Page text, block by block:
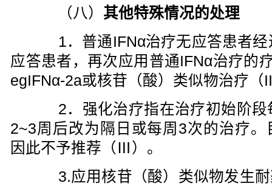
（八） 其他特殊情况的处理
1．普通IFNα治疗无应答患者经
应答患者，再次应用普通IFNα治疗的
egIFNα-2a或核苷（酸）类似物治疗（
2．强化治疗指在治疗初始阶段
2~3周后改为隔日或每周3次的治疗
因此不予推荐（Ⅲ）。
3.应用核苷（酸）类似物发生耐